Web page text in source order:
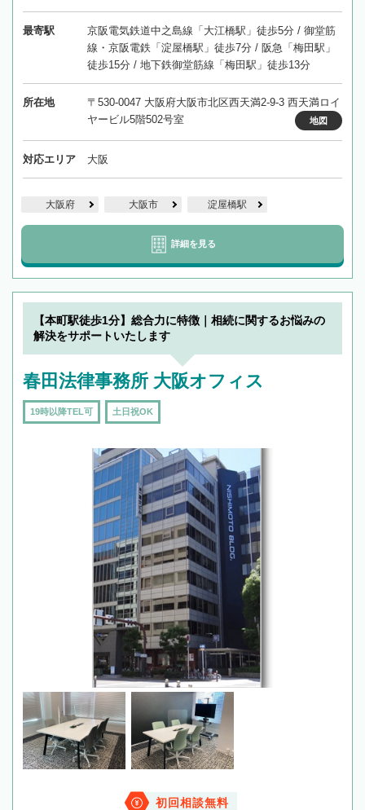
最寄駅
京阪電気鉄道中之島線「大江橋駅」徒歩5分 / 御堂筋
線・京阪電鉄「淀屋橋駅」徒歩7分 / 阪急「梅田駅」
徒歩15分 / 地下鉄御堂筋線「梅田駅」徒歩13分
所在地
〒530-0047 大阪府大阪市北区西天満2-9-3 西天満ロイ
ヤービル5階502号室
地図
対応エリア 大阪
大阪府 大阪市 淀屋橋駅
詳細を見る
【本町駅徒歩1分】総合力に特徴｜相続に関するお悩みの
解決をサポートいたします
春田法律事務所 大阪オフィス
19時以降TEL可 土日祝OK
初回相談無料